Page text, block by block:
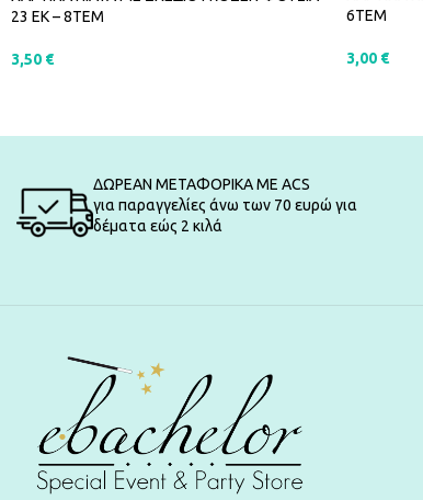
23 ΕΚ – 8ΤΕΜ
3,50 €
6ΤΕΜ
3,00 €
ΔΩΡΕΑΝ ΜΕΤΑΦΟΡΙΚΑ ΜΕ ACS
για παραγγελίες άνω των 70 ευρώ για
δέματα εώς 2 κιλά